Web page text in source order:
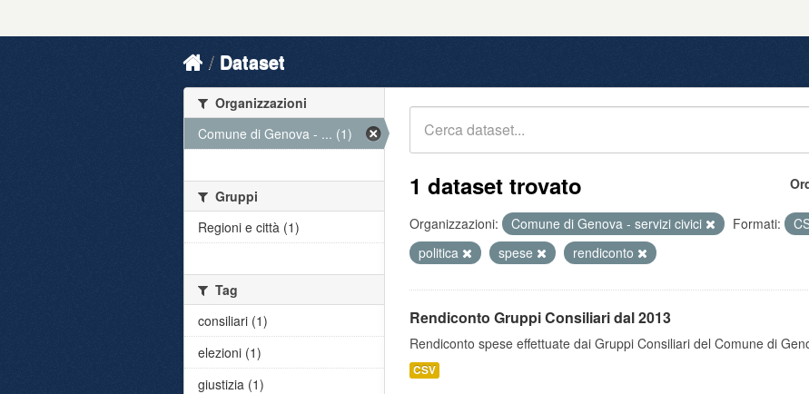
Dataset
1 dataset trovato
Organizzazioni: Comune di Genova - servizi civici Formati:
politica
spese rendiconto
Rendiconto Gruppi Consiliari dal 2013
Rendiconto spese effettuate dai Gruppi Consiliari del Comune di
CSV
Organizzazioni
Comune di Genova - ... (1)
Gruppi
Regioni e città (1)
Tag
consiliari (1)
elezioni (1)
giustizia (1)